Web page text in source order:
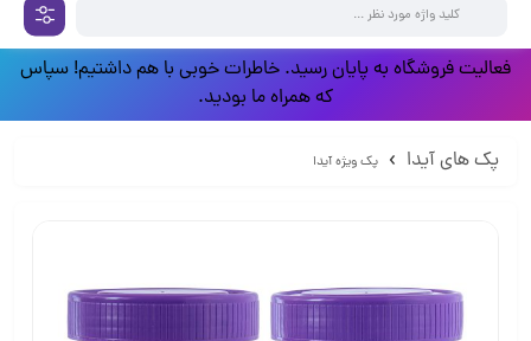
فعالیت فروشگاه به پایان رسید. خاطرات خوبی با هم داشتیم! سپاس
که همراه ما بودید.
پک های آیدا پک ویژه آیدا